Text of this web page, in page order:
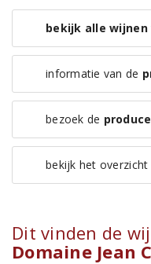
bekijk alle wijnen
informatie van de
bezoek de
bekijk het overzicht
Dit vinden de
Domaine Jean